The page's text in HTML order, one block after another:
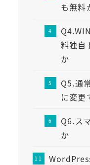
も無料
料独自
か
Q5.通
に変更
Q6.ス
か